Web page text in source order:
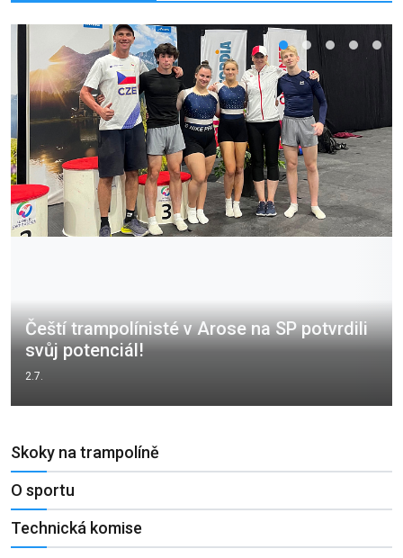
Čeští trampolínisté v Arose na SP potvrdili
svůj potenciál!
2.7.
Skoky na trampolíně
O sportu
Technická komise